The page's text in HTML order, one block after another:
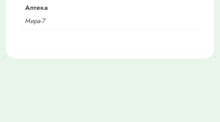
Аптека
Мира-7